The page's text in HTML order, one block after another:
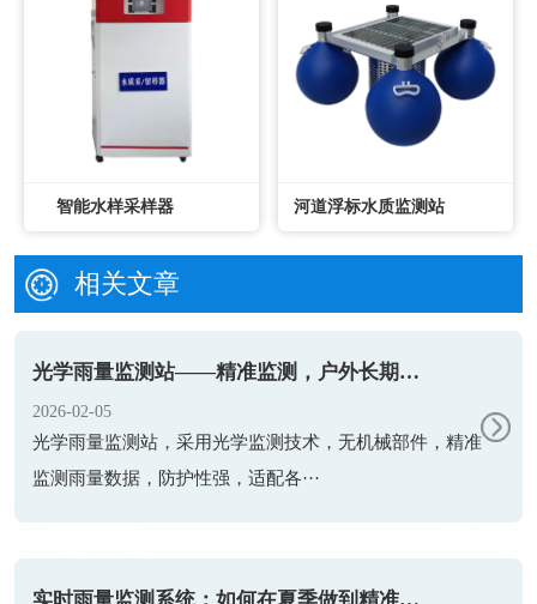
智能水样采样器 河道浮标水质监测站
相关文章
光学雨量监测站——精准监测，户外长期稳定运行
2026-02-05
光学雨量监测站，采用光学监测技术，无机械部件，精准
监测雨量数据，防护性强，适配各···
实时雨量监测系统：如何在夏季做到精准防汛？